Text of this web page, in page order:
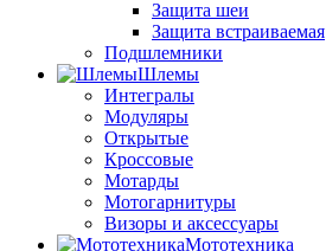
Защита шеи
Защита встраиваемая
Подшлемники
Шлемы
Интегралы
Модуляры
Открытые
Кроссовые
Мотарды
Мотогарнитуры
Визоры и аксессуары
Мототехника